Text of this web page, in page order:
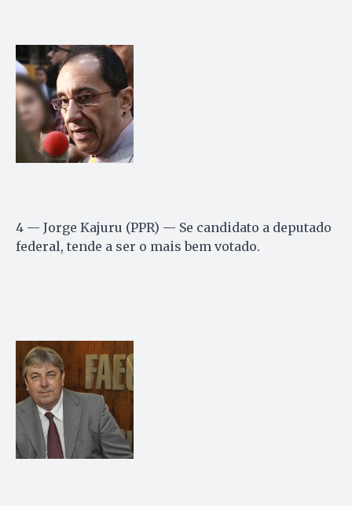
4 — Jorge Kajuru (PPR) — Se candidato a deputado
federal, tende a ser o mais bem votado.